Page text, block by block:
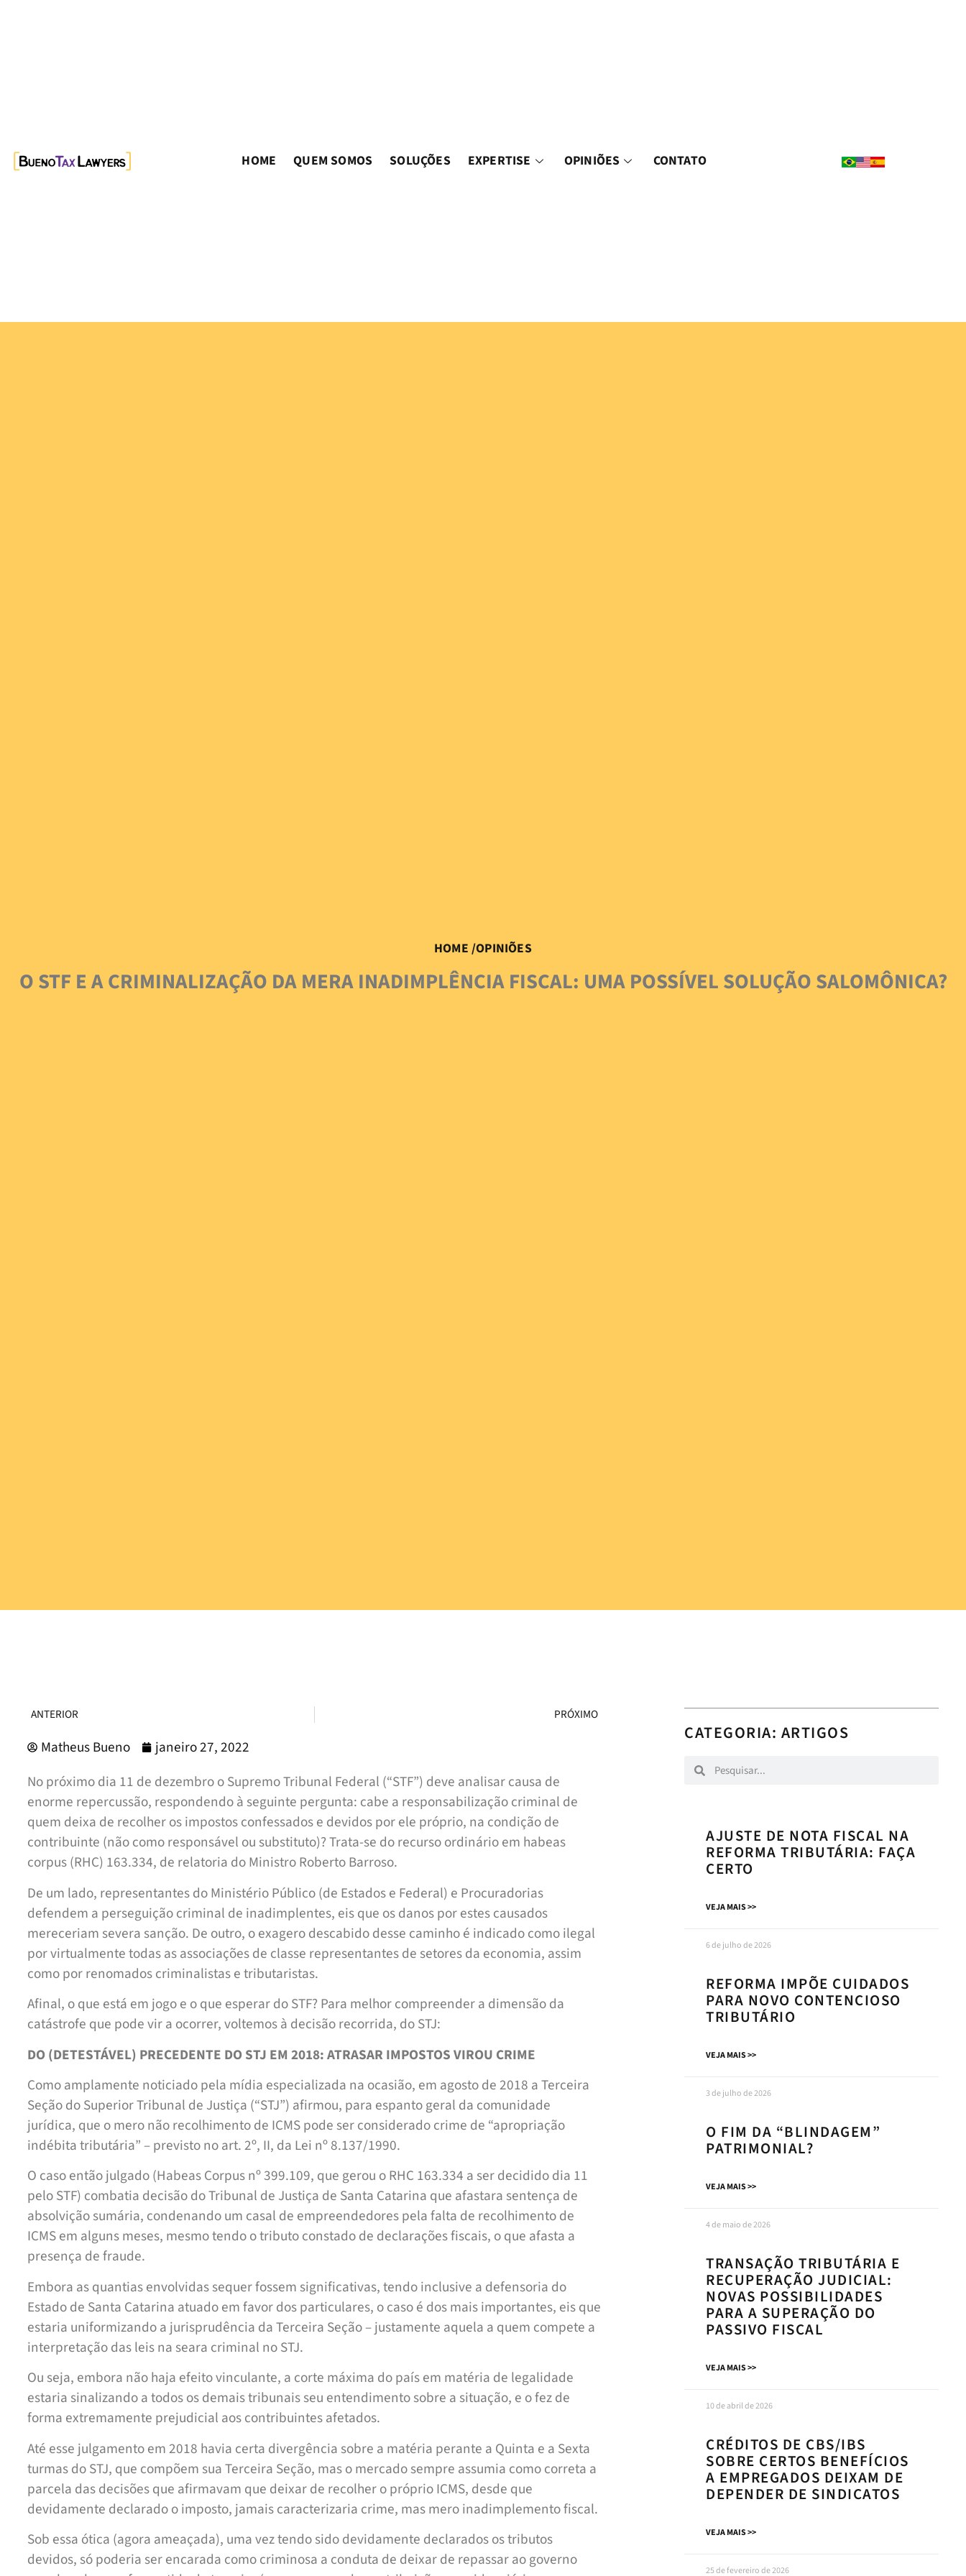
HOME QUEM SOMOS SOLUÇÕES EXPERTISE OPINIÕES CONTATO
HOME /OPINIÕES
O STF E A CRIMINALIZAÇÃO DA MERA INADIMPLÊNCIA FISCAL: UMA POSSÍVEL SOLUÇÃO SALOMÔNICA?
ANTERIOR PRÓXIMO
Matheus Bueno
janeiro 27, 2022
No próximo dia 11 de dezembro o Supremo Tribunal Federal (“STF”) deve analisar causa de
enorme repercussão, respondendo à seguinte pergunta: cabe a responsabilização criminal de
quem deixa de recolher os impostos confessados e devidos por ele próprio, na condição de
contribuinte (não como responsável ou substituto)? Trata-se do recurso ordinário em habeas
corpus (RHC) 163.334, de relatoria do Ministro Roberto Barroso.
De um lado, representantes do Ministério Público (de Estados e Federal) e Procuradorias
defendem a perseguição criminal de inadimplentes, eis que os danos por estes causados
mereceriam severa sanção. De outro, o exagero descabido desse caminho é indicado como ilegal
por virtualmente todas as associações de classe representantes de setores da economia, assim
como por renomados criminalistas e tributaristas.
Afinal, o que está em jogo e o que esperar do STF? Para melhor compreender a dimensão da
catástrofe que pode vir a ocorrer, voltemos à decisão recorrida, do STJ:
DO (DETESTÁVEL) PRECEDENTE DO STJ EM 2018: ATRASAR IMPOSTOS VIROU CRIME
Como amplamente noticiado pela mídia especializada na ocasião, em agosto de 2018 a Terceira
Seção do Superior Tribunal de Justiça (“STJ”) afirmou, para espanto geral da comunidade
jurídica, que o mero não recolhimento de ICMS pode ser considerado crime de “apropriação
indébita tributária” – previsto no art. 2º, II, da Lei nº 8.137/1990.
O caso então julgado (Habeas Corpus nº 399.109, que gerou o RHC 163.334 a ser decidido dia 11
pelo STF) combatia decisão do Tribunal de Justiça de Santa Catarina que afastara sentença de
absolvição sumária, condenando um casal de empreendedores pela falta de recolhimento de
ICMS em alguns meses, mesmo tendo o tributo constado de declarações fiscais, o que afasta a
presença de fraude.
Embora as quantias envolvidas sequer fossem significativas, tendo inclusive a defensoria do
Estado de Santa Catarina atuado em favor dos particulares, o caso é dos mais importantes, eis que
estaria uniformizando a jurisprudência da Terceira Seção – justamente aquela a quem compete a
interpretação das leis na seara criminal no STJ.
Ou seja, embora não haja efeito vinculante, a corte máxima do país em matéria de legalidade
estaria sinalizando a todos os demais tribunais seu entendimento sobre a situação, e o fez de
forma extremamente prejudicial aos contribuintes afetados.
Até esse julgamento em 2018 havia certa divergência sobre a matéria perante a Quinta e a Sexta
turmas do STJ, que compõem sua Terceira Seção, mas o mercado sempre assumia como correta a
parcela das decisões que afirmavam que deixar de recolher o próprio ICMS, desde que
devidamente declarado o imposto, jamais caracterizaria crime, mas mero inadimplemento fiscal.
Sob essa ótica (agora ameaçada), uma vez tendo sido devidamente declarados os tributos
devidos, só poderia ser encarada como criminosa a conduta de deixar de repassar ao governo
CATEGORIA: ARTIGOS
AJUSTE DE NOTA FISCAL NA
REFORMA TRIBUTÁRIA: FAÇA
CERTO
VEJA MAIS >>
6 de julho de 2026
REFORMA IMPÕE CUIDADOS
PARA NOVO CONTENCIOSO
TRIBUTÁRIO
VEJA MAIS >>
3 de julho de 2026
O FIM DA “BLINDAGEM”
PATRIMONIAL?
VEJA MAIS >>
4 de maio de 2026
TRANSAÇÃO TRIBUTÁRIA E
RECUPERAÇÃO JUDICIAL:
NOVAS POSSIBILIDADES
PARA A SUPERAÇÃO DO
PASSIVO FISCAL
VEJA MAIS >>
10 de abril de 2026
CRÉDITOS DE CBS/IBS
SOBRE CERTOS BENEFÍCIOS
A EMPREGADOS DEIXAM DE
DEPENDER DE SINDICATOS
VEJA MAIS >>
25 de fevereiro de 2026